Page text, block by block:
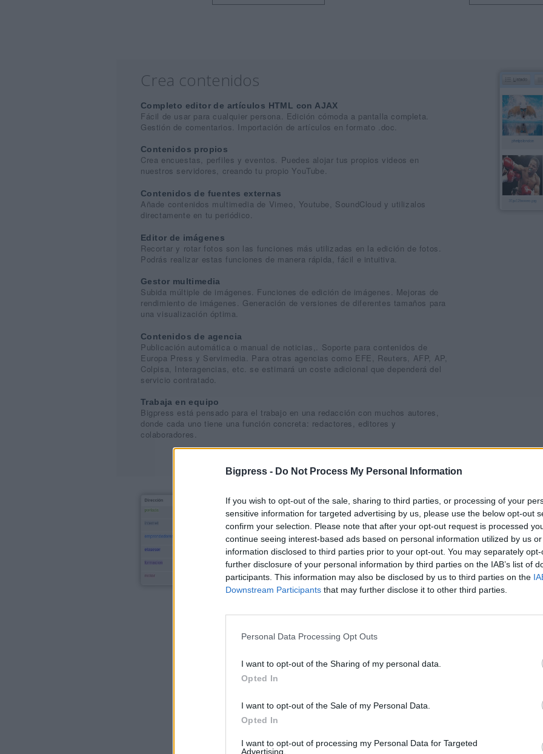
Bigpress - Do Not Process My Personal Information
If you wish to opt-out of the sale, sharing to third parties, or processing of your
sensitive information for targeted advertising by us, please use the below opt-out
confirm your selection. Please note that after your opt-out request is processed
continue seeing interest-based ads based on personal information utilized by us
information disclosed to third parties prior to your opt-out. You may separately
further disclosure of your personal information by third parties on the IAB’s list of
participants. This information may also be disclosed by us to third parties on the
Downstream Participants that may further disclose it to other third parties.
Personal Data Processing Opt Outs
I want to opt-out of the Sharing of my personal data.
Opted In
I want to opt-out of the Sale of my Personal Data.
Opted In
I want to opt-out of processing my Personal Data for Targeted
Advertising.
Crea contenidos
Completo editor de artículos HTML con AJAX
Fácil de usar para cualquier persona. Edición cómoda a pantalla completa.
Gestión de comentarios. Importación de artículos en formato .doc.
Contenidos propios
Crea encuestas, perfiles y eventos. Puedes alojar tus propios videos en
nuestros servidores, creando tu propio YouTube.
Contenidos de fuentes externas
Añade contenidos multimedia de Vimeo, Youtube, SoundCloud y utilizalos
directamente en tu periódico.
Editor de imágenes
Recortar y rotar fotos son las funciones más utilizadas en la edición de fotos.
Podrás realizar estas funciones de manera rápida, fácil e intuitiva.
Gestor multimedia
Subida múltiple de imágenes. Funciones de edición de imágenes. Mejoras de
rendimiento de imágenes. Generación de versiones de diferentes tamaños para
una visualización óptima.
Contenidos de agencia
Publicación automática o manual de noticias,. Soporte para contenidos de
Europa Press y Servimedia. Para otras agencias como EFE, Reuters, AFP, AP,
Colpisa, Interagencias, etc. se estimará un coste adicional que dependerá del
servicio contratado.
Trabaja en equipo
Bigpress está pensado para el trabajo en una redacción con muchos autores,
donde cada uno tiene una función concreta: redactores, editores y
colaboradores.
Diseña tu periódico
Diseño ilimitado
Gestores de contenidos tradicionales
Bigpress no existen estas limitaciones, el
Responsive
Podrás crear diseños responsive o
visualizar tu publicación digital desde
Publica tu contenido organizado en
sección.
Contenidos de fuentes externas
Añade contenidos multimedia de Vimeo,
Archivo histórico
Función de archivo con buscador. Además
como páginas de temas/tags y autor donde
biografía del autor o tema y los últimos